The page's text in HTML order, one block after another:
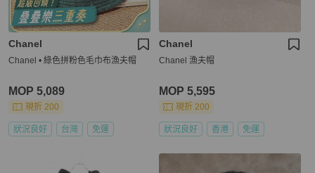
Chanel
Chanel • 綠色拼粉色毛巾布漁夫帽
MOP 5,089
現折 200
狀況良好 台灣 免運
Chanel
Chanel 漁夫帽
MOP 5,595
現折 200
狀況良好 香港 免運